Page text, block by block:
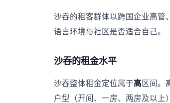
沙吞的租客群体以跨国企业高管
语言环境与社区是否适合自己。
沙吞的租金水平
沙吞整体租金定位属于高区间。
户型（开间、一房、两房及以上